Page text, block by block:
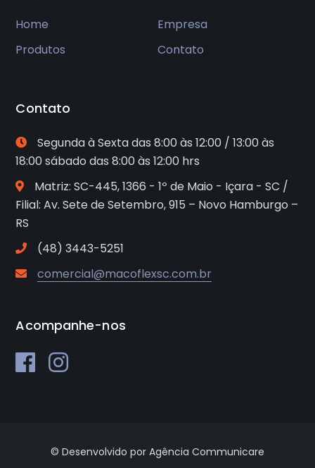
Home
Empresa
Produtos
Contato
Contato
Segunda à Sexta das 8:00 às 12:00 / 13:00 às
18:00 sábado das 8:00 às 12:00 hrs
Matriz: SC-445, 1366 - 1º de Maio - Içara - SC /
Filial: Av. Sete de Setembro, 915 – Novo Hamburgo –
RS
(48) 3443-5251
comercial@macoflexsc.com.br
Acompanhe-nos
© Desenvolvido por Agência Communicare